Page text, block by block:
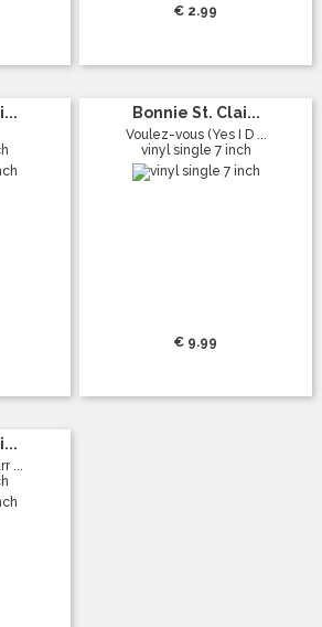
€ 2.99
Bonnie St. Clai...
Voulez-vous (Yes I D ...
vinyl single 7 inch
€ 9.99
...